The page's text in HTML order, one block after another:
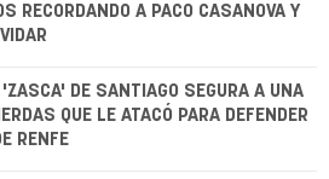
RECORDANDO A PACO CASANOVA Y
'ZASCA' DE SANTIAGO SEGURA A UNA
QUE LE ATACÓ PARA DEFENDER
RENFE